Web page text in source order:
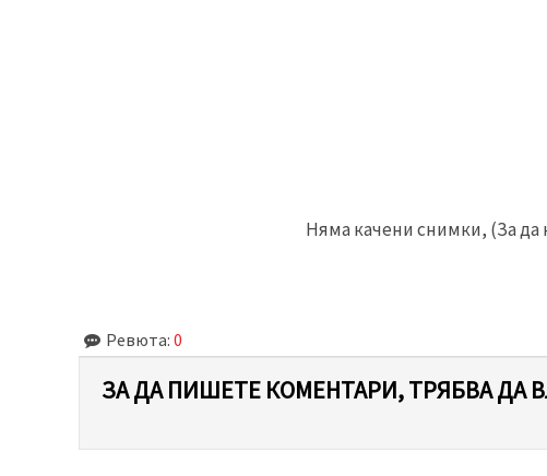
Няма качени снимки, (За да
Ревюта: 0
ЗА ДА ПИШЕТЕ КОМЕНТАРИ, ТРЯБВА ДА